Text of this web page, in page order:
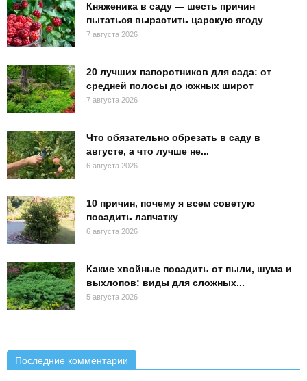
Княженика в саду — шесть причин
пытаться вырастить царскую ягоду
7 августа 2026
20 лучших папоротников для сада: от
средней полосы до южных широт
7 августа 2026
Что обязательно обрезать в саду в
августе, а что лучше не...
6 августа 2026
10 причин, почему я всем советую
посадить лапчатку
6 августа 2026
Какие хвойные посадить от пыли, шума и
выхлопов: виды для сложных...
5 августа 2026
Последние комментарии